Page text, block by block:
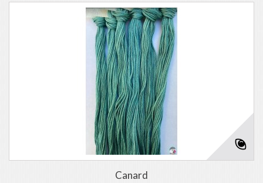
Canard